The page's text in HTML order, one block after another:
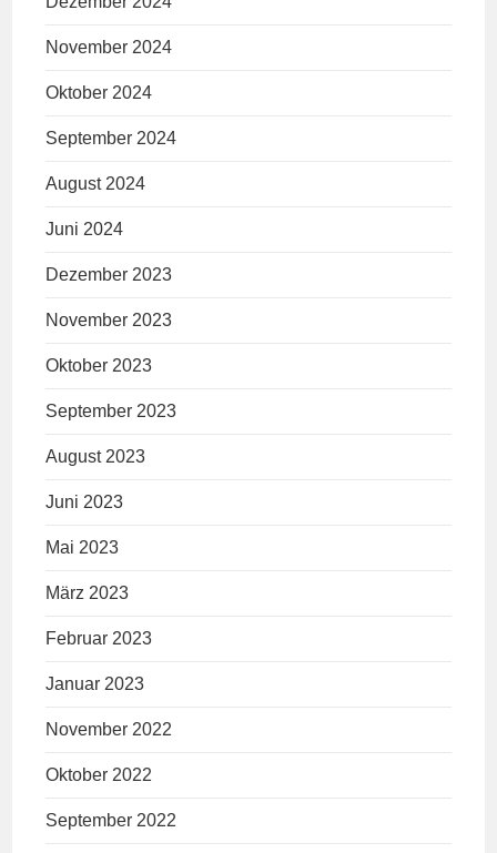
November 2024
Oktober 2024
September 2024
August 2024
Juni 2024
Dezember 2023
November 2023
Oktober 2023
September 2023
August 2023
Juni 2023
Mai 2023
März 2023
Februar 2023
Januar 2023
November 2022
Oktober 2022
September 2022